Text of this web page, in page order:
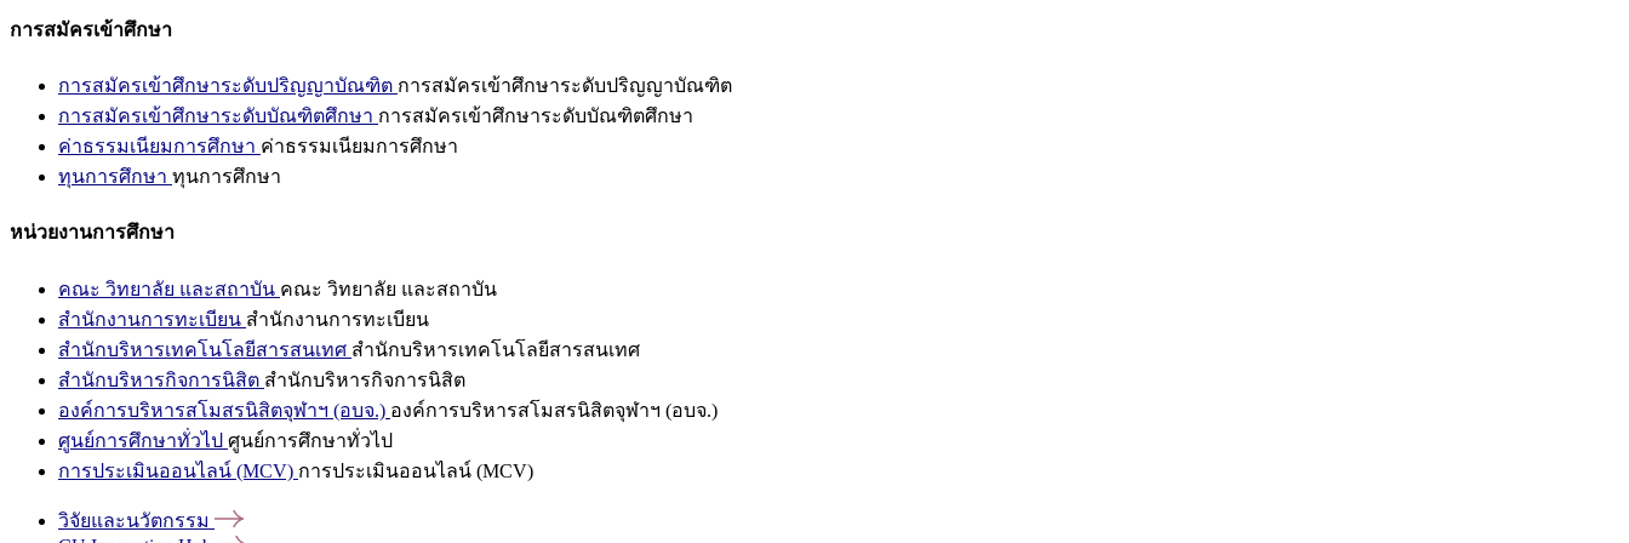
การสมัครเข้าศึกษา
การสมัครเข้าศึกษาระดับปริญญาบัณฑิต การสมัครเข้าศึกษาระดับปริญญาบัณฑิต
การสมัครเข้าศึกษาระดับบัณฑิตศึกษา การสมัครเข้าศึกษาระดับบัณฑิตศึกษา
ค่าธรรมเนียมการศึกษา ค่าธรรมเนียมการศึกษา
ทุนการศึกษา ทุนการศึกษา
หน่วยงานการศึกษา
คณะ วิทยาลัย และสถาบัน คณะ วิทยาลัย และสถาบัน
สำนักงานการทะเบียน สำนักงานการทะเบียน
สำนักบริหารเทคโนโลยีสารสนเทศ สำนักบริหารเทคโนโลยีสารสนเทศ
สำนักบริหารกิจการนิสิต สำนักบริหารกิจการนิสิต
องค์การบริหารสโมสรนิสิตจุฬาฯ (อบจ.) องค์การบริหารสโมสรนิสิตจุฬาฯ (อบจ.)
ศูนย์การศึกษาทั่วไป ศูนย์การศึกษาทั่วไป
การประเมินออนไลน์ (MCV) การประเมินออนไลน์ (MCV)
วิจัยและนวัตกรรม